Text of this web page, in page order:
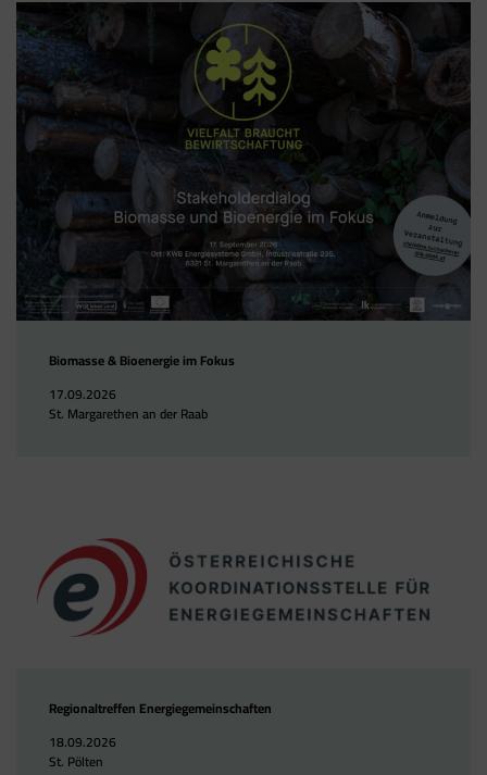
Biomasse & Bioenergie im Fokus
17.09.2026
St. Margarethen an der Raab
Regionaltreffen Energiegemeinschaften
18.09.2026
St. Pölten